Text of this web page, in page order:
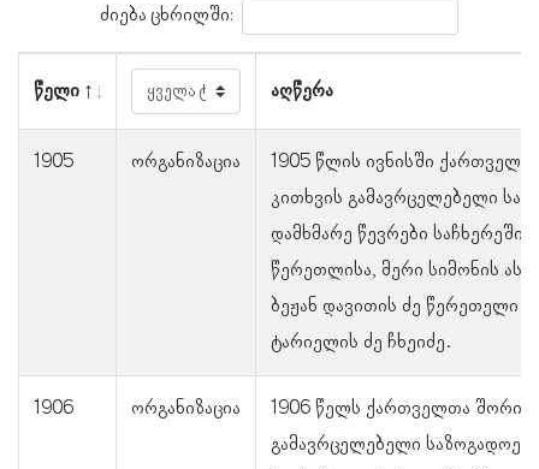
ძიება ცხრილში:
წელი აღწერა
1905 ორგანიზაცია
1905 წლის ივნისში
კითხვის გამავრცელებელი
დამხმარე წევრები საჩხერეში
წერეთლისა, მერი სიმონის
ბეჟან დავითის ძე წერეთელი
ტარიელის ძე ჩხეიძე.
1906 ორგანიზაცია
1906 წელს ქართველთა შორის
გამავრცელებელი